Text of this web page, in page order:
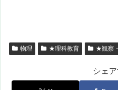
物理 ★理科教育 ★観察
シェ